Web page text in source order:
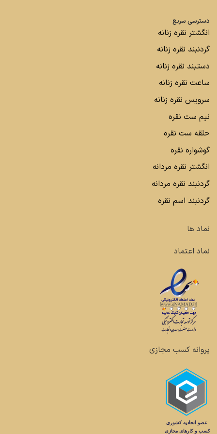
دسترسی سریع
انگشتر نقره زنانه
گردنبند نقره زنانه
دستبند نقره زنانه
ساعت نقره زنانه
سرویس نقره زنانه
نیم ست نقره
حلقه ست نقره
گوشواره نقره
انگشتر نقره مردانه
گردنبند نقره مردانه
گردنبند اسم نقره
نماد ها
نماد اعتماد
پروانه کسب مجازی